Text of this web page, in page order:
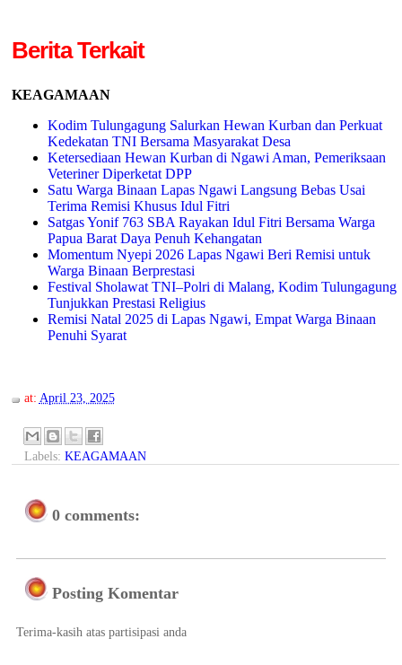
Berita Terkait
KEAGAMAAN
Kodim Tulungagung Salurkan Hewan Kurban dan Perkuat
Kedekatan TNI Bersama Masyarakat Desa
Ketersediaan Hewan Kurban di Ngawi Aman, Pemeriksaan
Veteriner Diperketat DPP
Satu Warga Binaan Lapas Ngawi Langsung Bebas Usai
Terima Remisi Khusus Idul Fitri
Satgas Yonif 763 SBA Rayakan Idul Fitri Bersama Warga
Papua Barat Daya Penuh Kehangatan
Momentum Nyepi 2026 Lapas Ngawi Beri Remisi untuk
Warga Binaan Berprestasi
Festival Sholawat TNI–Polri di Malang, Kodim Tulungagung
Tunjukkan Prestasi Religius
Remisi Natal 2025 di Lapas Ngawi, Empat Warga Binaan
Penuhi Syarat
at: April 23, 2025
Labels: KEAGAMAAN
0 comments:
Posting Komentar
Terima-kasih atas partisipasi anda